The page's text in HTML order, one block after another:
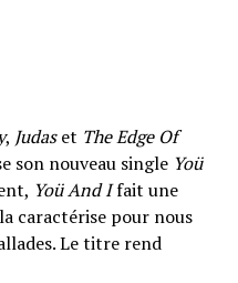
, Judaset The Edge Of
son nouveau single Yoü
Yoü And Ifait une
caractérise pour nous
Le titre rend